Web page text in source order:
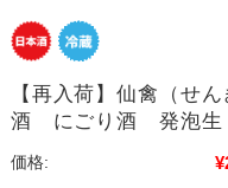
【再入荷】仙禽（
酒 にごり酒 発泡
価格: